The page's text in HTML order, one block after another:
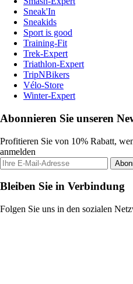
Sneak'In
Sneakids
Sport is good
Training-Fit
Trek-Expert
Triathlon-Expert
TripNBikers
Vélo-Store
Winter-Expert
Abonnieren Sie unseren
Profitieren Sie von 10% Rabatt,
anmelden
Bleiben Sie in Verbindung
Folgen Sie uns in den sozialen